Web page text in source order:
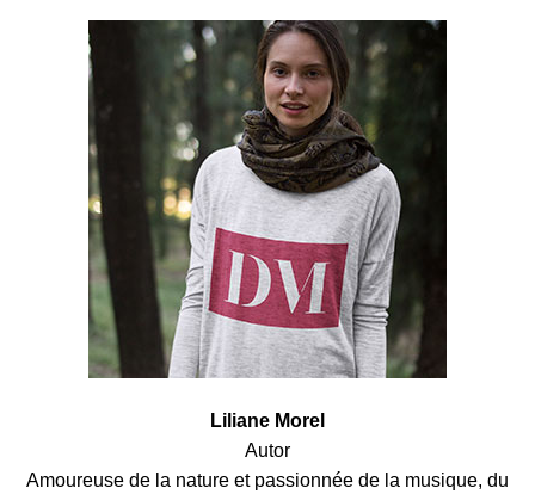
Liliane Morel
Autor
Amoureuse de la nature et passionnée de la musique, du